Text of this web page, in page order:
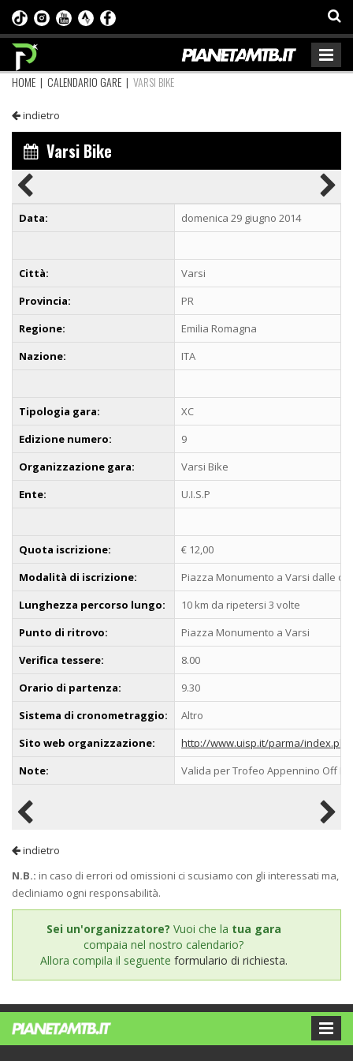
HOME | CALENDARIO GARE | VARSI BIKE
indietro
Varsi Bike
Data: domenica 29 giugno 2014
Città:
Varsi
Provincia:
PR
Regione:
Emilia Romagna
Nazione:
ITA
Tipologia gara:
XC
Edizione numero:
9
Organizzazione gara:
Varsi Bike
Ente:
U.I.S.P
Quota iscrizione:
€ 12,00
Modalità di iscrizione:
Piazza Monumento a Varsi dalle
Lunghezza percorso lungo:
10 km da ripetersi 3 volte
Punto di ritrovo:
Piazza Monumento a Varsi
Verifica tessere:
8.00
Orario di partenza:
9.30
Sistema di cronometraggio:
Altro
Sito web organizzazione:
http://www.uisp.it/parma/
Note:
Valida per Trofeo Appennino Off
indietro
N.B.: in caso di errori od omissioni ci scusiamo con gli interessati ma,
decliniamo ogni responsabilità.
Sei un'organizzatore? Vuoi che la tua gara
compaia nel nostro calendario?
Allora compila il seguente formulario di richiesta.